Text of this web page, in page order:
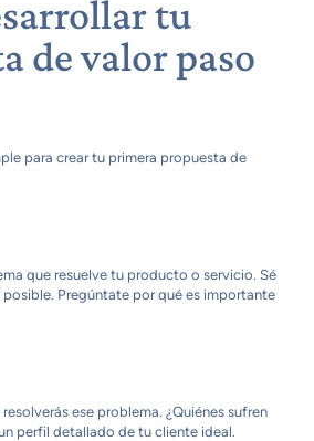
tu
de valor paso
para crear tu primera propuesta de
que resuelve tu producto o servicio. Sé
Pregúntate por qué es importante
ese problema. ¿Quiénes sufren
perfil detallado de tu cliente ideal.